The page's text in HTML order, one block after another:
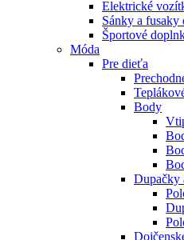
Elektrické
Sánky a fusaky
Športové
Móda
Pre dieťa
Body
Dupačky